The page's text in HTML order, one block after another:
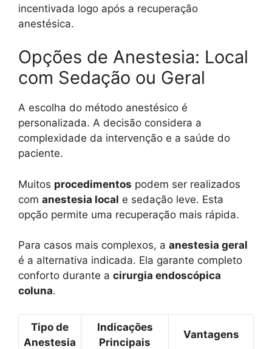
incentivada logo após a recuperação
anestésica.
Opções de Anestesia: Local
com Sedação ou Geral
A escolha do método anestésico é
personalizada. A decisão considera a
complexidade da intervenção e a saúde do
paciente.
Muitos procedimentos podem ser realizados
com anestesia local e sedação leve. Esta
opção permite uma recuperação mais rápida.
Para casos mais complexos, a anestesia geral
é a alternativa indicada. Ela garante completo
conforto durante a cirurgia endoscópica
coluna.
Tipo de
Anestesia
Indicações
Principais
Vantagens